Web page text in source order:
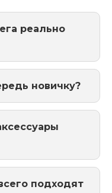
реально
новичку?
подходят